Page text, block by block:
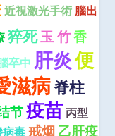
近視激光手術 腦出
猝死玉 竹香
卒中 肝炎便
滋病脊柱
节疫苗 丙型
病毒 戒烟乙肝疫